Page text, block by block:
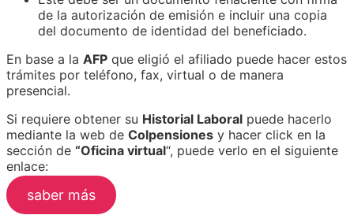
de la autorización de emisión e incluir una copia
del documento de identidad del beneficiado.
En base a la AFP que eligió el afiliado puede hacer estos
trámites por teléfono, fax, virtual o de manera
presencial.
Si requiere obtener su Historial Laboral puede hacerlo
mediante la web de Colpensiones y hacer click en la
sección de “Oficina virtual“, puede verlo en el siguiente
enlace:
saber más